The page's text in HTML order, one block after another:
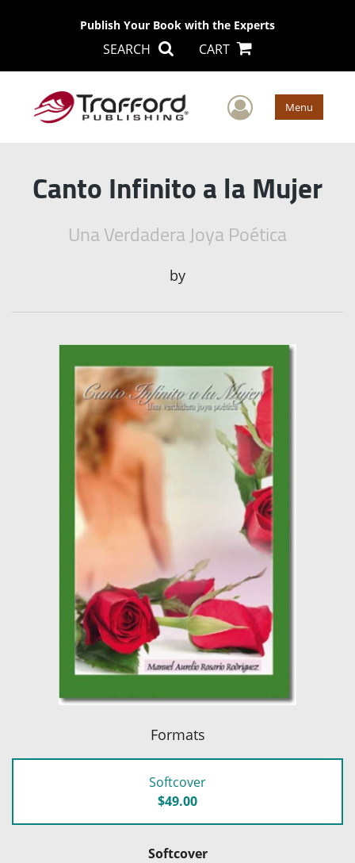
Publish Your Book with the Experts
SEARCH CART
User Menu
Canto Infinito a la Mujer
Una Verdadera Joya Poética
by
Formats
Softcover
$49.00
Softcover